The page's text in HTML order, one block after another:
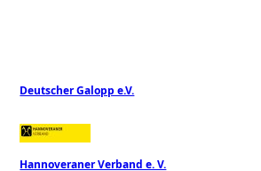
Deutscher Galopp e.V.
Hannoveraner Verband e. V.